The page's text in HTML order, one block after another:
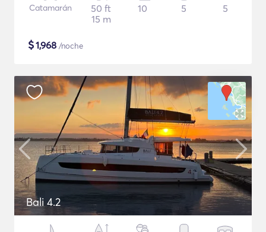
Catamarán
50 ft
15 m
10 5 5
$1,968 /noche
Bali 4.2